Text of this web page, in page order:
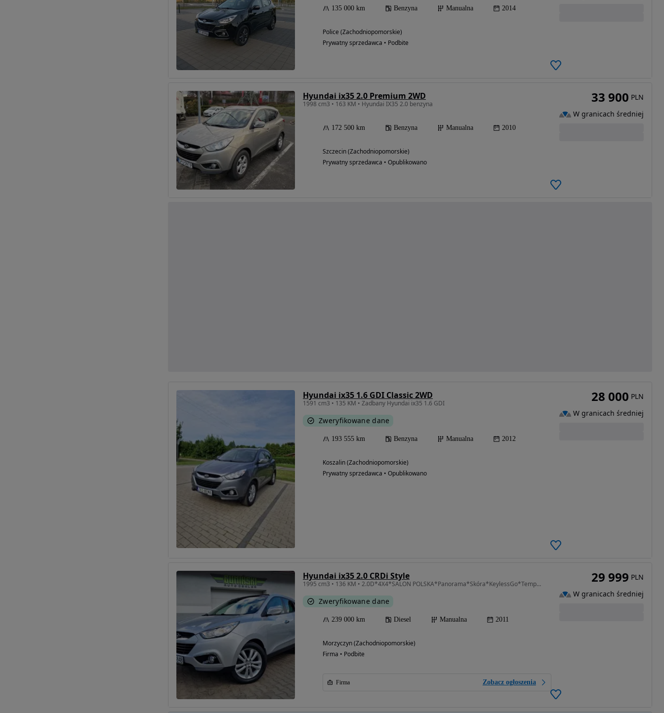
135 000 km Benzyna Manualna 2014
Police (Zachodniopomorskie)
Prywatny sprzedawca • Podbite
Hyundai ix35 2.0 Premium 2WD
1998 cm3 • 163 KM • Hyundai IX35 2.0 benzyna
172 500 km Benzyna Manualna 2010
Szczecin (Zachodniopomorskie)
Prywatny sprzedawca • Opublikowano
33 900 PLN
W granicach średniej
Hyundai ix35 1.6 GDI Classic 2WD
1591 cm3 • 135 KM • Zadbany Hyundai ix35 1.6 GDI
Zweryfikowane dane
193 555 km Benzyna Manualna 2012
Koszalin (Zachodniopomorskie)
Prywatny sprzedawca • Opublikowano
28 000 PLN
W granicach średniej
Hyundai ix35 2.0 CRDi Style
1995 cm3 • 136 KM • 2.0D*4X4*SALON POLSKA*Panorama*Skóra*KeylessGo*Tempomat*Alu18
Zweryfikowane dane
239 000 km Diesel Manualna 2011
Morzyczyn (Zachodniopomorskie)
Firma • Podbite
Firma Zobacz ogłoszenia
29 999 PLN
W granicach średniej